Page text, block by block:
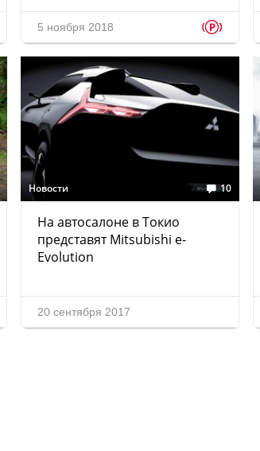
5 ноября 2018 p
Новости 10
На автосалоне в Токио
представят Mitsubishi e-
Evolution
20 сентября 2017